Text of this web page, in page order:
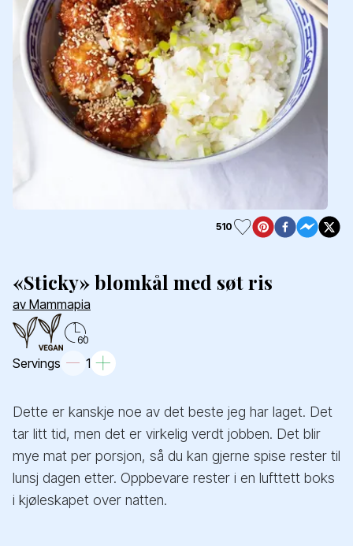
«Sticky» blomkål med søt ris
av Mammapia
60
Servings 1
510
Dette er kanskje noe av det beste jeg har laget. Det
tar litt tid, men det er virkelig verdt jobben. Det blir
mye mat per porsjon, så du kan gjerne spise rester til
lunsj dagen etter. Oppbevare rester i en lufttett boks
i kjøleskapet over natten.